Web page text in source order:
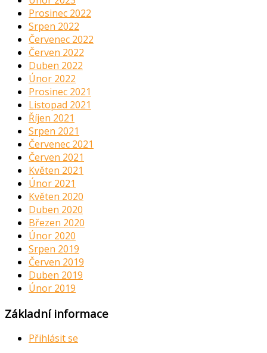
Prosinec 2022
Srpen 2022
Červenec 2022
Červen 2022
Duben 2022
Únor 2022
Prosinec 2021
Listopad 2021
Říjen 2021
Srpen 2021
Červenec 2021
Červen 2021
Květen 2021
Únor 2021
Květen 2020
Duben 2020
Březen 2020
Únor 2020
Srpen 2019
Červen 2019
Duben 2019
Únor 2019
Základní informace
Přihlásit se